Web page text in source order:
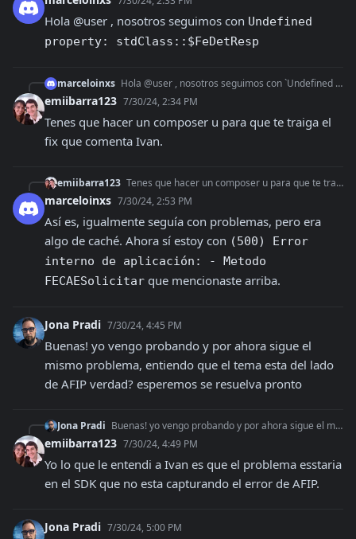
Hola @user , nosotros seguimos con Undefined
property: stdClass::$FeDetResp
marceloinxs Hola @user , nosotros seguimos con `Undefined property: stdClass::$FeDetResp`
emiibarra123 7/30/24, 2:34 PM
Tenes que hacer un composer u para que te traiga el
fix que comenta Ivan.
emiibarra123 Tenes que hacer un composer u para que te traiga el fix que comenta Ivan.
marceloinxs 7/30/24, 2:53 PM
Así es, igualmente seguía con problemas, pero era
algo de caché. Ahora sí estoy con (500) Error
interno de aplicación: - Metodo
FECAESolicitar que mencionaste arriba.
Jona Pradi 7/30/24, 4:45 PM
Buenas! yo vengo probando y por ahora sigue el
mismo problema, entiendo que el tema esta del lado
de AFIP verdad? esperemos se resuelva pronto
Jona Pradi Buenas! yo vengo probando y por ahora sigue el mismo problema, entiendo que el tema esta del lado de AFIP verdad? esperemos se resuelva pronto
emiibarra123 7/30/24, 4:49 PM
Yo lo que le entendi a Ivan es que el problema esstaria
en el SDK que no esta capturando el error de AFIP.
Jona Pradi 7/30/24, 5:00 PM